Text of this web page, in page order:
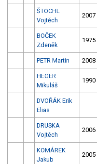
ŠTOCHL
Vojtěch
2007
BOČEK
Zdeněk
1975
PETR Martin 2008
HEGER
Mikuláš
1990
DVOŘÁK Erik
Elias
DRUSKA
Vojtěch
2006
KOMÁREK
Jakub
2005